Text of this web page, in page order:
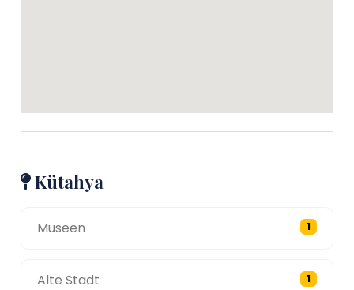
Kütahya
Museen 1
Alte Stadt 1